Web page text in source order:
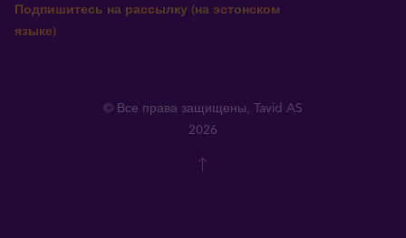
Подпишитесь на рассылку (на эстонском
языке)
© Все права защищены, Tavid AS
2026